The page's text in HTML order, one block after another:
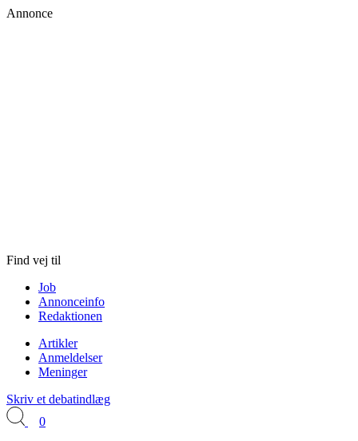
Annonce
Find vej til
Job
Annonceinfo
Redaktionen
Artikler
Anmeldelser
Meninger
Skriv et debatindlæg
0